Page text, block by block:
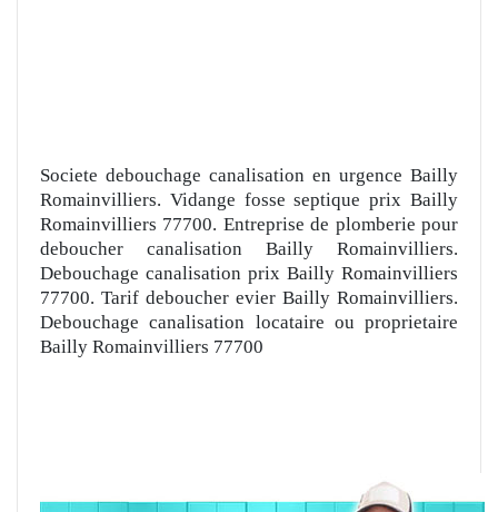
Societe debouchage canalisation en urgence Bailly
Romainvilliers. Vidange fosse septique prix Bailly
Romainvilliers 77700. Entreprise de plomberie pour
deboucher canalisation Bailly Romainvilliers.
Debouchage canalisation prix Bailly Romainvilliers
77700. Tarif deboucher evier Bailly Romainvilliers.
Debouchage canalisation locataire ou proprietaire
Bailly Romainvilliers 77700